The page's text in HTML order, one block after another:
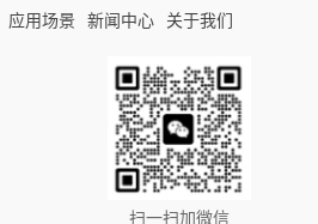
应用场景 新闻中心 关于我们
扫一扫加微信